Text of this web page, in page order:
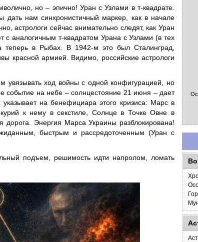
но – эпично! Уран с Узлами в т-квадрате.
дать нам синхронистичный маркер, как в начале
астрологи сейчас внимательно следят, как Уран
с аналогичным т-квадратом Урана с Узлами (в тех
в Рыбах. В 1942-м это был Сталинград,
красной армией. Видимо, российские астрологи
увязывать ход войны с одной конфигурацией, но
событие на небе – солнцестояние 21 июня – дает
на бенефициара этого кризиса: Марс в
к нему в секстиле, Солнце в Точке Овне в
Энергия Марса Украины разблокирована!
быстрым и рассредоточенным (Уран с
подъем, решимость идти напролом, ломать